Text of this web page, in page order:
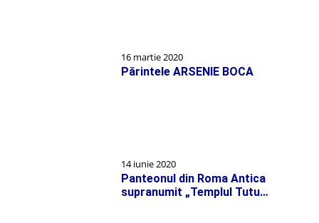
16 martie 2020
Părintele ARSENIE BOCA
14 iunie 2020
Panteonul din Roma Antica
supranumit „Templul Tutu…